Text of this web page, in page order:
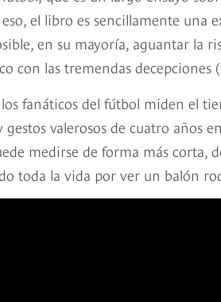
el libro es sencillamente una
en su mayoría, aguantar la
con las tremendas decepciones
fanáticos del fútbol miden el
gestos valerosos de cuatro años
medirse de forma más
toda la vida por ver un balón